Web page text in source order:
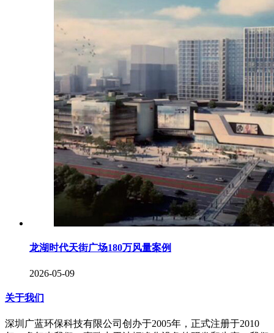
龙湖时代天街广场180万风量案例
2026-05-09
关于我们
深圳广蓝环保科技有限公司创办于2005年，正式注册于2010